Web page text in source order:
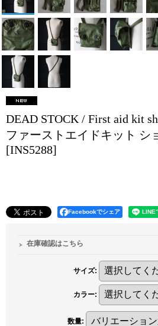
DEAD STOCK / First aid kit
ファーストエイドキット シ
[INS5288]
Facebookでシェア
在庫確認はこちら
サイズ:
カラー:
数量: